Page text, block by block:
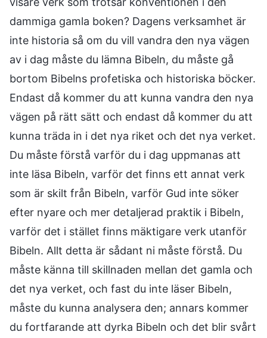
dammiga gamla boken? Dagens verksamhet är
inte historia så om du vill vandra den nya vägen
av i dag måste du lämna Bibeln, du måste gå
bortom Bibelns profetiska och historiska böcker.
Endast då kommer du att kunna vandra den nya
vägen på rätt sätt och endast då kommer du att
kunna träda in i det nya riket och det nya verket.
Du måste förstå varför du i dag uppmanas att
inte läsa Bibeln, varför det finns ett annat verk
som är skilt från Bibeln, varför Gud inte söker
efter nyare och mer detaljerad praktik i Bibeln,
varför det i stället finns mäktigare verk utanför
Bibeln. Allt detta är sådant ni måste förstå. Du
måste känna till skillnaden mellan det gamla och
det nya verket, och fast du inte läser Bibeln,
måste du kunna analysera den; annars kommer
du fortfarande att dyrka Bibeln och det blir svårt